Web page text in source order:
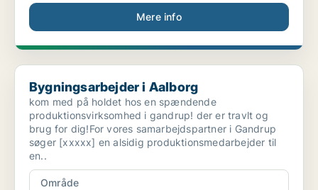
Mere info
Bygningsarbejder i Aalborg
Bygningsarbejder i Aalborg
kom med på holdet hos en spændende
produktionsvirksomhed i gandrup! der er travlt og
brug for dig!For vores samarbejdspartner i Gandrup
søger [xxxxx] en alsidig produktionsmedarbejder til
en..
Område